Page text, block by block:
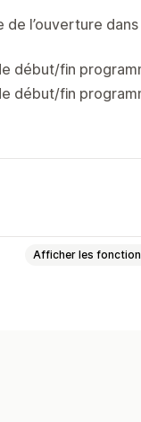
de l’ouverture dans
début/fin
début/fin
Afficher les